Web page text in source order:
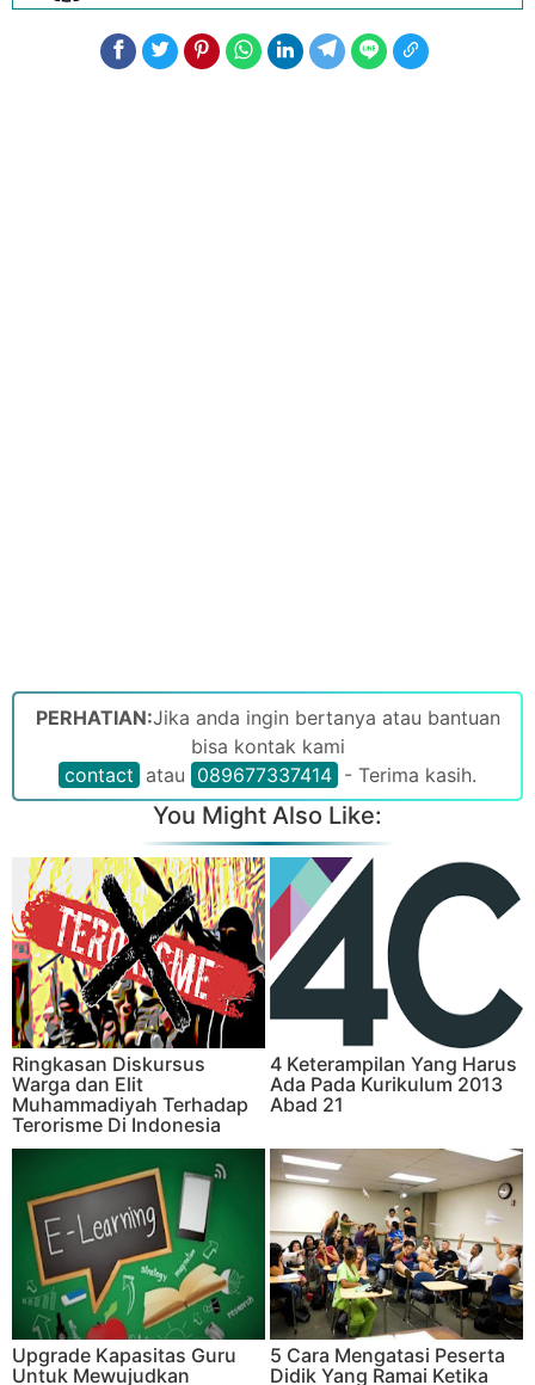
PERHATIAN:Jika anda ingin bertanya atau bantuan
bisa kontak kami
contact atau 089677337414 - Terima kasih.
You Might Also Like:
Ringkasan Diskursus
Warga dan Elit
Muhammadiyah Terhadap
Terorisme Di Indonesia
4 Keterampilan Yang Harus
Ada Pada Kurikulum 2013
Abad 21
Upgrade Kapasitas Guru
Untuk Mewujudkan
5 Cara Mengatasi Peserta
Didik Yang Ramai Ketika